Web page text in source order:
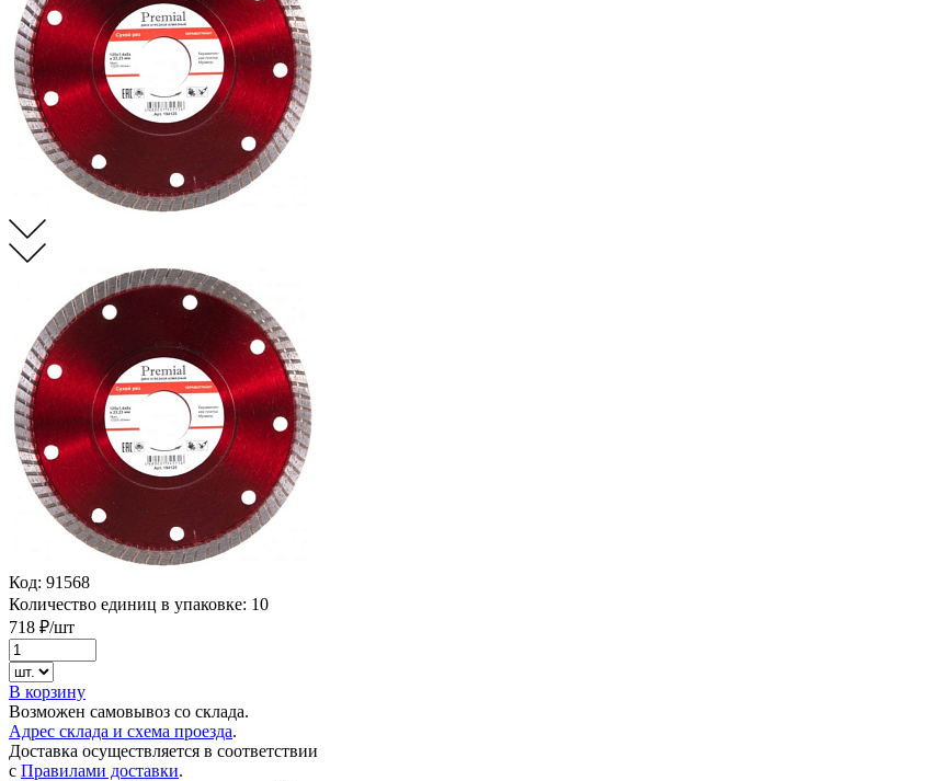
Код: 91568
Количество единиц в упаковке: 10
718 ₽/шт
В корзину
Возможен самовывоз со склада.
Адрес склада и схема проезда.
Доставка осуществляется в соответствии
с Правилами доставки.